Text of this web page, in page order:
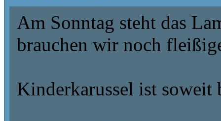
Am Sonntag steht das
brauchen wir noch
Kinderkarussel ist soweit